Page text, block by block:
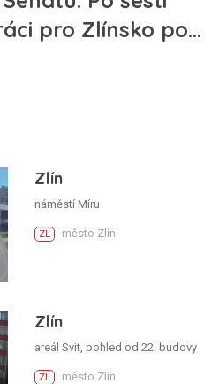
Zlín
náměstí Míru
ZL město Zlín
Zlín
areál Svit, pohled od 22. budovy
ZL město Zlín